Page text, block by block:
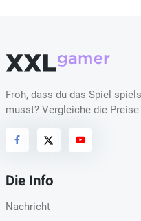
Froh, dass du das Spiel
musst? Vergleiche die
Die Info
Nachricht